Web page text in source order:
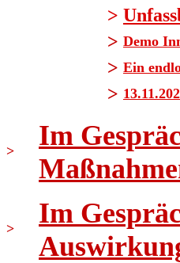
>
> Demo
> Ein
>
>
Im
>
Im